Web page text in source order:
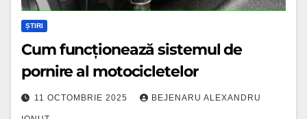
ȘTIRI
Cum funcționează sistemul de
pornire al motocicletelor
11 OCTOMBRIE 2025 BEJENARU ALEXANDRU